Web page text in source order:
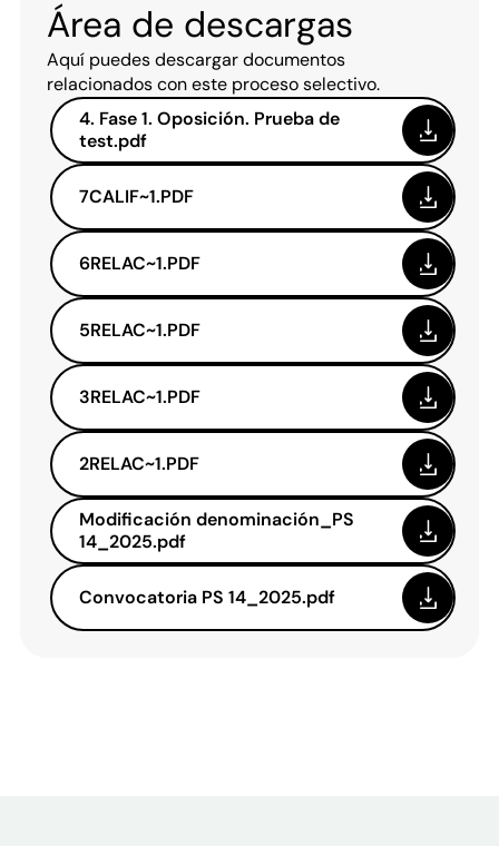
Área de descargas
Aquí puedes descargar documentos
relacionados con este proceso selectivo.
4. Fase 1. Oposición. Prueba de
test.pdf
7CALIF~1.PDF
6RELAC~1.PDF
5RELAC~1.PDF
3RELAC~1.PDF
2RELAC~1.PDF
Modificación denominación_PS
14_2025.pdf
Convocatoria PS 14_2025.pdf